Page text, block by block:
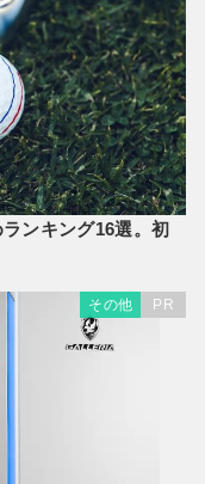
ランキング16選。初
その他 PR